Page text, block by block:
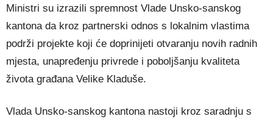
Ministri su izrazili spremnost Vlade Unsko-sanskog
kantona da kroz partnerski odnos s lokalnim vlastima
podrži projekte koji će doprinijeti otvaranju novih radnih
mjesta, unapređenju privrede i poboljšanju kvaliteta
života građana Velike Kladuše.
Vlada Unsko-sanskog kantona nastoji kroz saradnju s